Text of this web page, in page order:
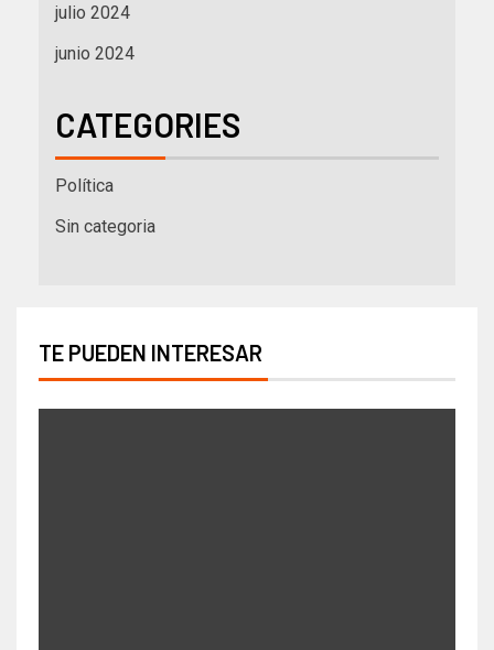
julio 2024
junio 2024
CATEGORIES
Política
Sin categoria
TE PUEDEN INTERESAR